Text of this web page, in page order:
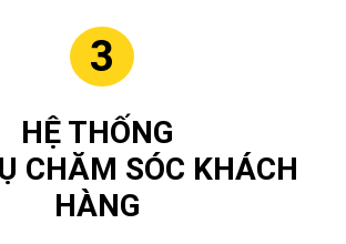
3
HỆ THỐNG
CHĂM SÓC KHÁCH
HÀNG